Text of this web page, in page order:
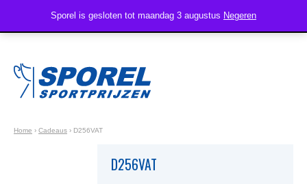
Home › Cadeaus › D256VAT
D256VAT
Sporel is gesloten tot maandag 3 augustus Negeren